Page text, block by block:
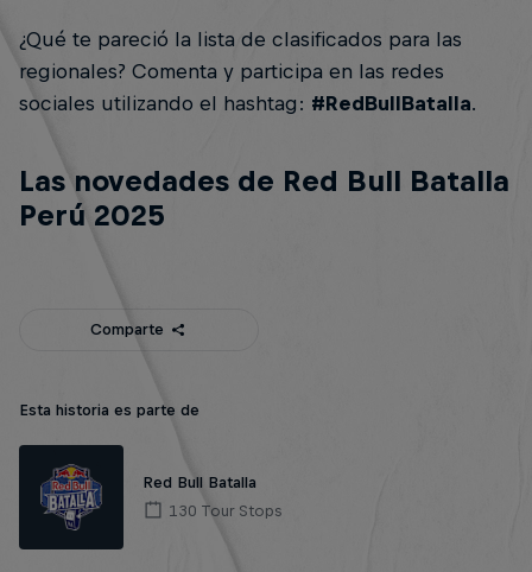
¿Qué te pareció la lista de clasificados para las
regionales? Comenta y participa en las redes
sociales utilizando el hashtag: #RedBullBatalla.
Las novedades de Red Bull Batalla
Perú 2025
Comparte
Esta historia es parte de
Red Bull Batalla
130 Tour Stops